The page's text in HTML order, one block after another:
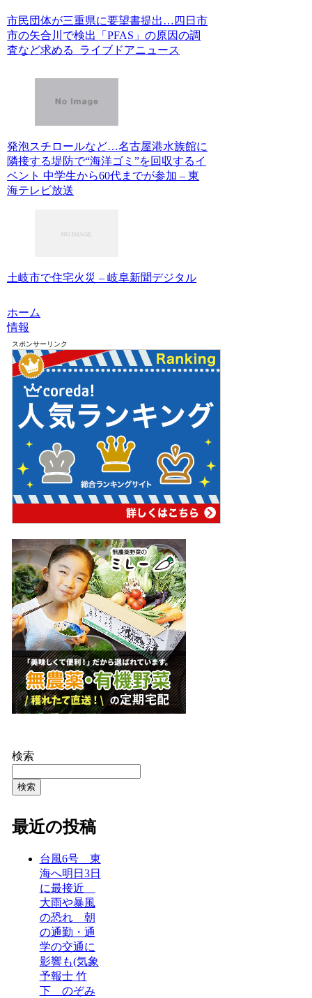
市民団体が三重県に要望書提出…四日市
市の矢合川で検出「PFAS」の原因の調
査など求める ライブドアニュース
発泡スチロールなど…名古屋港水族館に
隣接する堤防で“海洋ゴミ”を回収するイ
ベント 中学生から60代までが参加 – 東
海テレビ放送
土岐市で住宅火災 – 岐阜新聞デジタル
ホーム
情報
スポンサーリンク
検索
検索
最近の投稿
台風6号 東
海へ明日3日
に最接近
大雨や暴風
の恐れ 朝
の通勤・通
学の交通に
影響も(気象
予報士 竹
下 のぞみ